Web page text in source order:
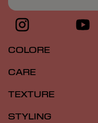
COLORE
CARE
TEXTURE
STYLING